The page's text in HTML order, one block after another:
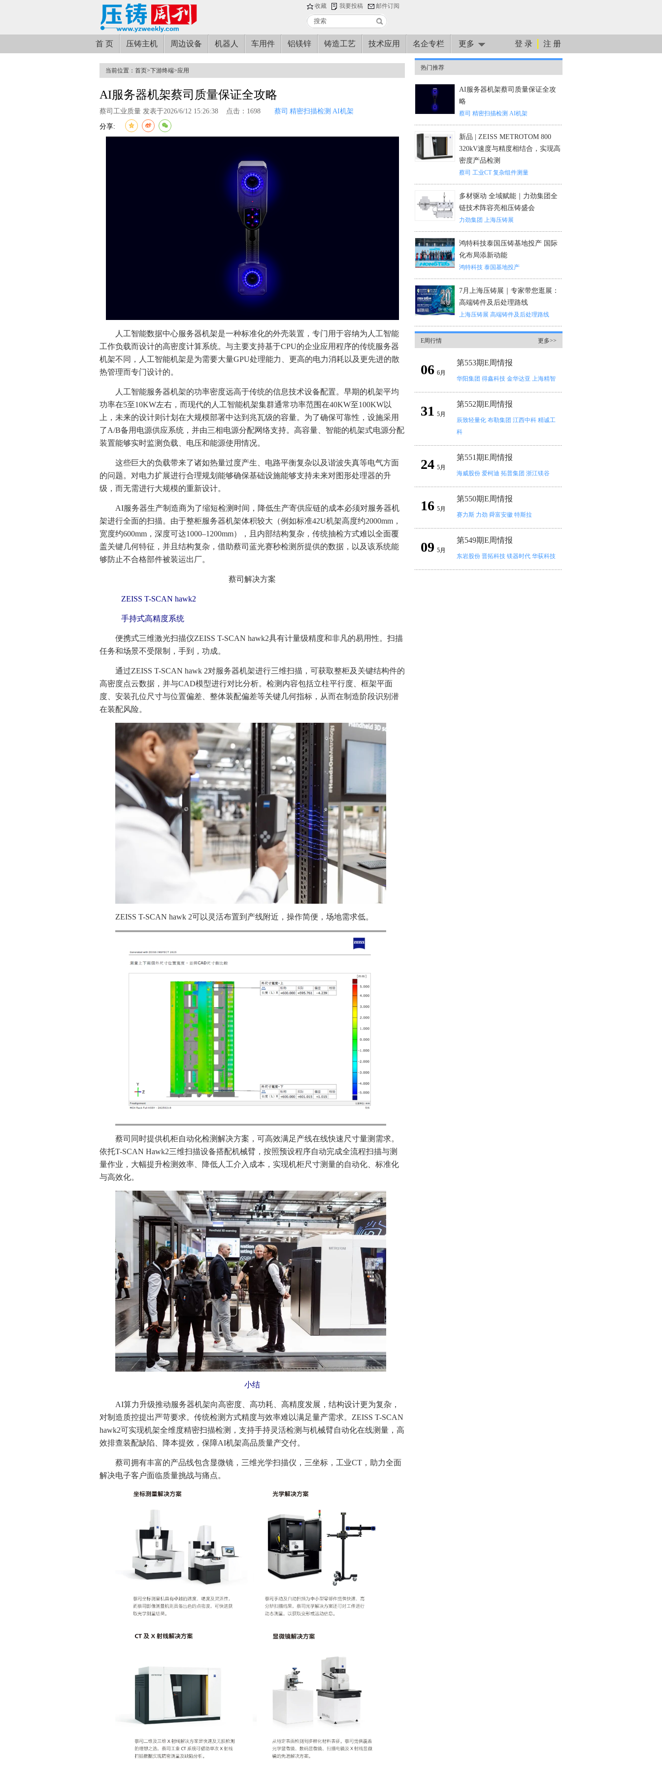
收藏 我要投稿 邮件订阅
首 页 压铸主机 周边设备 机器人 车用件 铝镁锌 铸造工艺 技术应用 名企专栏 更多 登 录 注 册
当前位置： 首页>下游终端>应用
AI服务器机架蔡司质量保证全攻略
蔡司工业质量 发表于2026/6/12 15:26:38 点击：1698 蔡司 精密扫描检测 AI机架
分享:
人工智能数据中心服务器机架是一种标准化的外壳装置，专门用于容纳为人工智能
工作负载而设计的高密度计算系统。与主要支持基于CPU的企业应用程序的传统服务器
机架不同，人工智能机架是为需要大量GPU处理能力、更高的电力消耗以及更先进的散
热管理而专门设计的。
人工智能服务器机架的功率密度远高于传统的信息技术设备配置。早期的机架平均
功率在5至10KW左右，而现代的人工智能机架集群通常功率范围在40KW至100KW以
上，未来的设计则计划在大规模部署中达到兆瓦级的容量。为了确保可靠性，设施采用
了A/B备用电源供应系统，并由三相电源分配网络支持。高容量、智能的机架式电源分配
装置能够实时监测负载、电压和能源使用情况。
这些巨大的负载带来了诸如热量过度产生、电路平衡复杂以及谐波失真等电气方面
的问题。对电力扩展进行合理规划能够确保基础设施能够支持未来对图形处理器的升
级，而无需进行大规模的重新设计。
AI服务器生产制造商为了缩短检测时间，降低生产寄供应链的成本必须对服务器机
架进行全面的扫描。由于整柜服务器机架体积较大（例如标准42U机架高度约2000mm，
宽度约600mm，深度可达1000–1200mm），且内部结构复杂，传统抽检方式难以全面覆
盖关键几何特征，并且结构复杂，借助蔡司蓝光赛秒检测所提供的数据，以及该系统能
够防止不合格部件被装运出厂。
蔡司解决方案
ZEISS T-SCAN hawk2
手持式高精度系统
便携式三维激光扫描仪ZEISS T-SCAN hawk2具有计量级精度和非凡的易用性。扫描
任务和场景不受限制，手到，功成。
通过ZEISS T-SCAN hawk 2对服务器机架进行三维扫描，可获取整柜及关键结构件的
高密度点云数据，并与CAD模型进行对比分析。检测内容包括立柱平行度、框架平面
度、安装孔位尺寸与位置偏差、整体装配偏差等关键几何指标，从而在制造阶段识别潜
在装配风险。
ZEISS T-SCAN hawk 2可以灵活布置到产线附近，操作简便，场地需求低。
蔡司同时提供机柜自动化检测解决方案，可高效满足产线在线快速尺寸量测需求。
依托T-SCAN Hawk2三维扫描设备搭配机械臂，按照预设程序自动完成全流程扫描与测
量作业，大幅提升检测效率、降低人工介入成本，实现机柜尺寸测量的自动化、标准化
与高效化。
小结
AI算力升级推动服务器机架向高密度、高功耗、高精度发展，结构设计更为复杂，
对制造质控提出严苛要求。传统检测方式精度与效率难以满足量产需求。ZEISS T-SCAN
hawk2可实现机架全维度精密扫描检测，支持手持灵活检测与机械臂自动化在线测量，高
效排查装配缺陷、降本提效，保障AI机架高品质量产交付。
蔡司拥有丰富的产品线包含显微镜，三维光学扫描仪，三坐标，工业CT，助力全面
解决电子客户面临质量挑战与痛点。
热门推荐
AI服务器机架蔡司质量保证全攻
略
蔡司 精密扫描检测 AI机架
新品 | ZEISS METROTOM 800
320kV速度与精度相结合，实现高
密度产品检测
蔡司 工业CT 复杂组件测量
多材驱动 全域赋能｜力劲集团全
链技术阵容亮相压铸盛会
力劲集团 上海压铸展
鸿特科技泰国压铸基地投产 国际
化布局添新动能
鸿特科技 泰国基地投产
7月上海压铸展｜专家带您逛展：
高端铸件及后处理路线
上海压铸展 高端铸件及后处理路线
E周行情 更多>>
06 6月
第553期E周情报
华阳集团 得鑫科技 金华达亚 上海精智
31 5月
第552期E周情报
辰致轻量化 布勒集团 江西中科 精诚工
科
24 5月
第551期E周情报
海威股份 爱柯迪 拓普集团 浙江镁谷
16 5月
第550期E周情报
赛力斯 力劲 舜富安徽 特斯拉
09 5月
第549期E周情报
东岩股份 晋拓科技 镁器时代 华荻科技